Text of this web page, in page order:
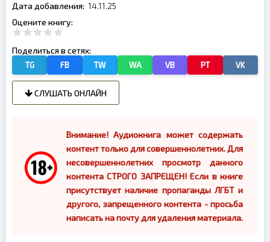
Дата добавления: 14.11.25
Оцените книгу:
Поделиться в сетях:
TG FB TW WA VB PT VK
СЛУШАТЬ ОНЛАЙН
Внимание! Аудиокнига может содержать
контент только для совершеннолетних. Для
несовершеннолетних просмотр данного
контента СТРОГО ЗАПРЕЩЕН! Если в книге
присутствует наличие пропаганды ЛГБТ и
другого, запрещенного контента - просьба
написать на почту для удаления материала.